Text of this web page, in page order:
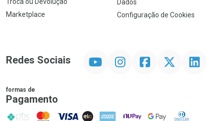
Marketplace
Dados
Configuração de Cookies
Redes Sociais InstagramFacebookTwitter Linkedin
formas de
Pagamento
PIX MasterCard
VISA ELO AMEX NuPay Google PayDiners Club